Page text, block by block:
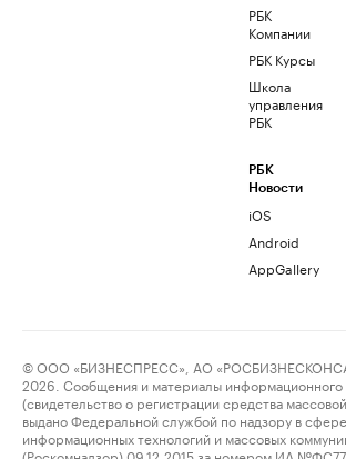
РБК
Компании
РБК Курсы
Школа
управления
РБК
РБК
Новости
iOS
Android
AppGallery
© ООО «БИЗНЕСПРЕСС», АО
2026. Сообщения и материалы информационного
(свидетельство о регистрации средства
выдано Федеральной службой по надзору в сфере
информационных технологий и массовых